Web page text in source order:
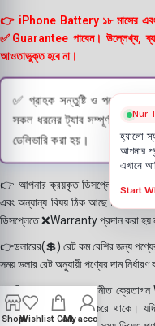
👉 iPhone Battery ১৮ মাসের এবং
✅Guarantee পাবেন। উল্লেখ্য,
আওতাভুক্ত হবে না।
✅ গ্রাহক সন্তুষ্টি ও পণ্যের
সকল ধরনের ট্যাব সম্পূর্ণরূপে
ডেলিভারি করা হয়।
👉 আপনার ক্রয়কৃত ডিসপ্লে স্থায়ী ভাবে
এবং অন্যান্য বিষয় ঠিক আছে কিনা।
ডিসপ্লেতে ❌Warranty প্রদান করা হয়
👉ডলারের(💲) রেট কম বেশির জন্য
সময় ডলার রেট অনুযায়ী পণ্যের দাম নির্ধারণ
👉বিঃ দ্রঃ- আমাদের সম্মানীত
ফোন করে পণ্য Order করে থাকে।
ShopWishlist CartMy account
Nur
হ্যালো
আপনার
এখানে
Start